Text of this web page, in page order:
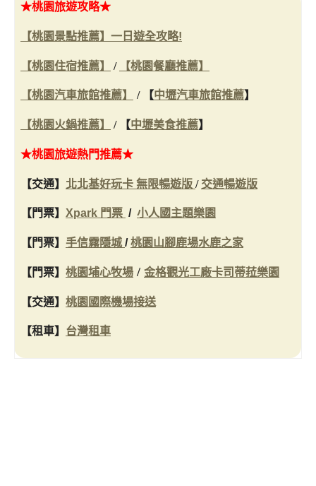
★桃園旅遊攻略★
【桃園景點推薦】一日遊全攻略!
【桃園住宿推薦】 / 【桃園餐廳推薦】
【桃園汽車旅館推薦】 / 【中壢汽車旅館推薦】
【桃園火鍋推薦】 / 【中壢美食推薦】
★桃園旅遊熱門推薦★
【交通】 北北基好玩卡 無限暢遊版 / 交通暢遊版
【門票】 Xpark 門票 / 小人國主題樂園
【門票】 手信霧隱城 /桃園山腳鹿場水鹿之家
【門票】 桃園埔心牧場 / 金格觀光工廠卡司蒂菈樂園
【交通】 桃園國際機場接送
【租車】 台灣租車